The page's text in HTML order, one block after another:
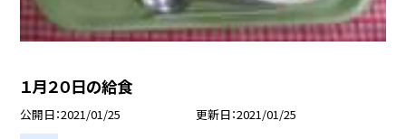
１月２０日の給食
公開日 2021/01/25 更新日 2021/01/25